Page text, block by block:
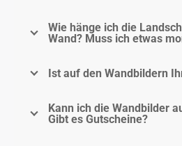
Wie hänge ich die
Wand? Muss ich etwas
Ist auf den Wandbildern
Kann ich die Wandbilder
Gibt es Gutscheine?